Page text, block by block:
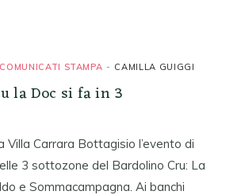
COMUNICATI STAMPA CAMILLA GUIGGI
la Doc si fa in 3
Villa Carrara Bottagisio l’evento di
3 sottozone del Bardolino Cru: La
e Sommacampagna. Ai banchi